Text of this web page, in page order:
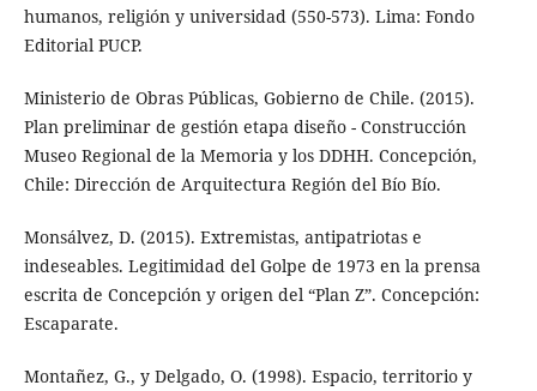
humanos, religión y universidad (550-573). Lima: Fondo
Editorial PUCP.
Ministerio de Obras Públicas, Gobierno de Chile. (2015).
Plan preliminar de gestión etapa diseño - Construcción
Museo Regional de la Memoria y los DDHH. Concepción,
Chile: Dirección de Arquitectura Región del Bío Bío.
Monsálvez, D. (2015). Extremistas, antipatriotas e
indeseables. Legitimidad del Golpe de 1973 en la prensa
escrita de Concepción y origen del “Plan Z”. Concepción:
Escaparate.
Montañez, G., y Delgado, O. (1998). Espacio, territorio y